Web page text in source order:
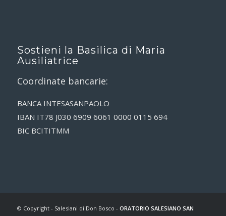
Sostieni la Basilica di Maria
Ausiliatrice
Coordinate bancarie:
BANCA INTESASANPAOLO
IBAN IT78 J030 6909 6061 0000 0115 694
BIC BCITITMM
© Copyright - Salesiani di Don Bosco - ORATORIO SALESIANO SAN